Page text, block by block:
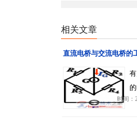
相关文章
直流电桥与交流电桥的
时间：